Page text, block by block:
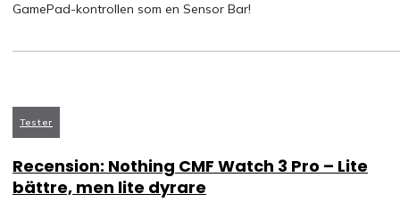
GamePad-kontrollen som en Sensor Bar!
Tester
Recension: Nothing CMF Watch 3 Pro – Lite
bättre, men lite dyrare